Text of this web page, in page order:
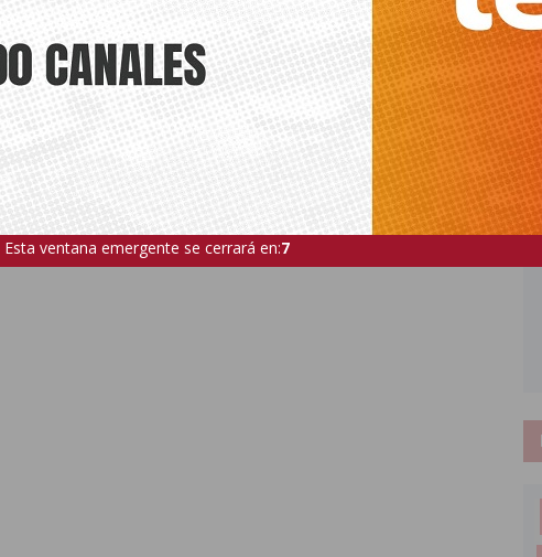
Esta ventana emergente se cerrará en:6